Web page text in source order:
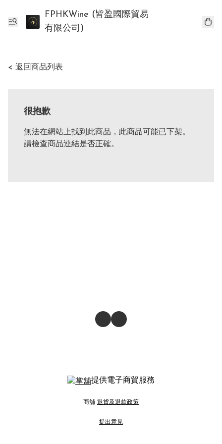
FPHKWine (皆盈國際貿易
有限公司)
< 返回商品列表
很抱歉
無法在網站上找到此商品，此商品可能已下架。
請檢查商品連結是否正確。
提供電子商貿服務
商舖 退貨及退款政策
提出意見